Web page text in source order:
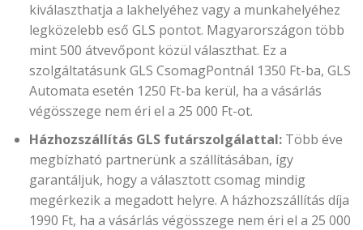
kiválaszthatja a lakhelyéhez vagy a munkahelyéhez
legközelebb eső GLS pontot. Magyarországon több
mint 500 átvevőpont közül választhat. Ez a
szolgáltatásunk GLS CsomagPontnál 1350 Ft-ba, GLS
Automata esetén 1250 Ft-ba kerül, ha a vásárlás
végösszege nem éri el a 25 000 Ft-ot.
Házhozszállítás GLS futárszolgálattal: Több éve
megbízható partnerünk a szállításában, így
garantáljuk, hogy a választott csomag mindig
megérkezik a megadott helyre. A házhozszállítás díja
1990 Ft, ha a vásárlás végösszege nem éri el a 25 000